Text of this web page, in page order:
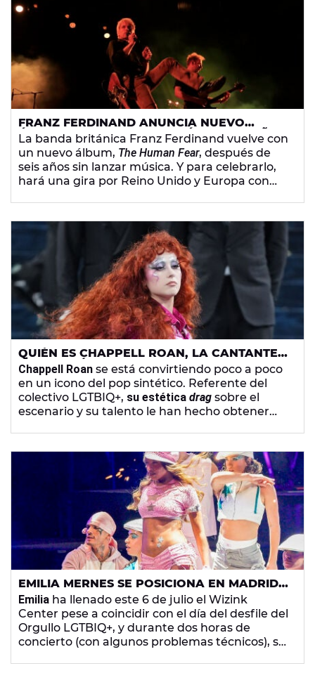
FRANZ FERDINAND ANUNCIA NUEVO
ÁLBUM Y GIRA, QUE PASARÁ POR ESPAÑA
La banda británica Franz Ferdinand vuelve con
un nuevo álbum, The Human Fear, después de
seis años sin lanzar música. Y para celebrarlo,
hará una gira por Reino Unido y Europa con
QUIÉN ES CHAPPELL ROAN, LA CANTANTE
QUE SALTÓ A LA FAMA CON 'GOOD LUCK,
BABE!'
Chappell Roan se está convirtiendo poco a poco
en un icono del pop sintético. Referente del
colectivo LGTBIQ+, su estética drag sobre el
escenario y su talento le han hecho obtener
no para de ensancharse, y ya ha conseguido
hasta su primer Grammy como resultado de
, su mayor éxito hasta la fecha.
EMILIA MERNES SE POSICIONA EN MADRID
COMO LA ESTRELLA POP ARGENTINA QUE
NECESITÁBAMOS
Emilia ha llenado este 6 de julio el Wizink
Center pese a coincidir con el día del desfile del
Orgullo LGTBIQ+, y durante dos horas de
concierto (con algunos problemas técnicos), se